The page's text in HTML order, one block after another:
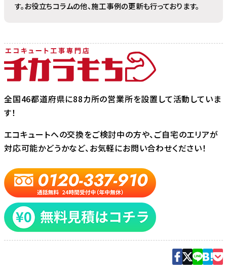
す。お役立ちコラムの他、施工事例の更新も行っております。
全国46都道府県に88カ所の営業所を設置して活動していま
す！
エコキュートへの交換をご検討中の方や、ご自宅のエリアが
対応可能かどうかなど、お気軽にお問い合わせください！